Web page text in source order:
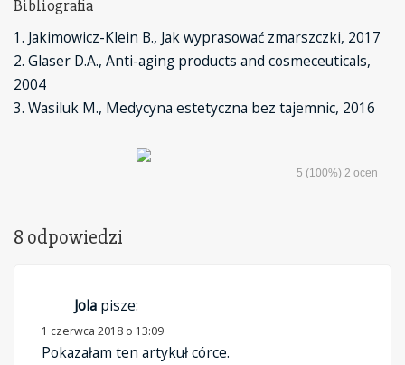
Bibliografia
1. Jakimowicz-Klein B., Jak wyprasować zmarszczki, 2017
2. Glaser D.A., Anti-aging products and cosmeceuticals,
2004
3. Wasiluk M., Medycyna estetyczna bez tajemnic, 2016
5 (100%) 2 ocen
8 odpowiedzi
Jola pisze:
1 czerwca 2018 o 13:09
Pokazałam ten artykuł córce.